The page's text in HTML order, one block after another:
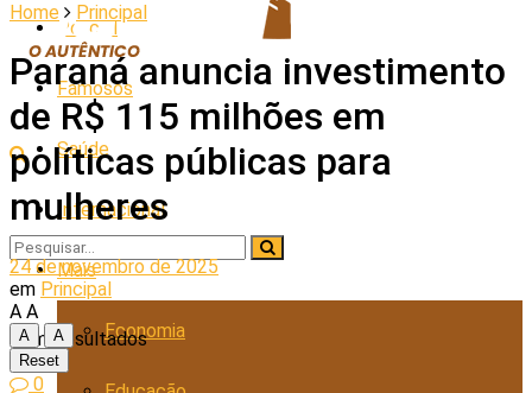
Policial
Famosos
Saúde
Internacional
Mais
Economia
Sem Resultados
Home Principal
Paraná anuncia investimento
de R$ 115 milhões em
políticas públicas para
mulheres
24 de novembro de 2025
em Principal
A A
A
A
Reset
0